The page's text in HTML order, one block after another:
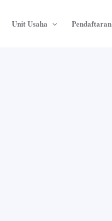
Unit Usaha Pendaftaran